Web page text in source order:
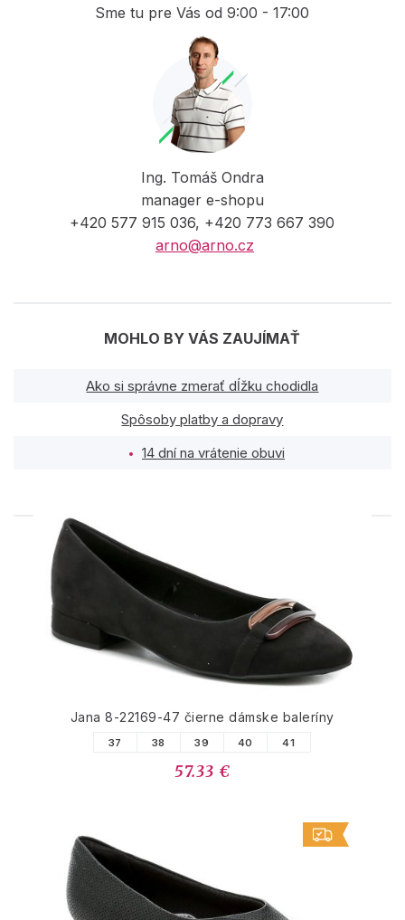
Sme tu pre Vás od 9:00 - 17:00
Ing. Tomáš Ondra
manager e-shopu
+420 577 915 036, +420 773 667 390
arno@arno.cz
MOHLO BY VÁS ZAUJÍMAŤ
Ako si správne zmerať dĺžku chodidla
Spôsoby platby a dopravy
14 dní na vrátenie obuvi
PODOBNÉ PRODUKTY
Jana 8-22169-47 čierne dámske baleríny
37 38 39 40 41
57.33 €